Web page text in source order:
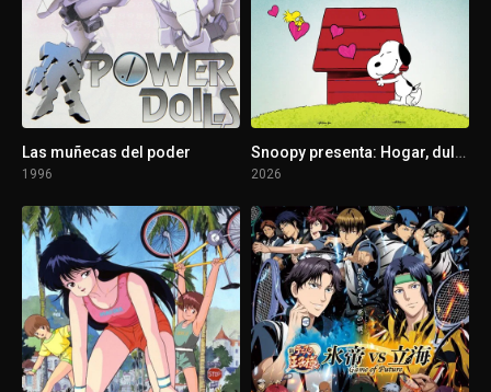
1 - 5 Episodio 5
1 - 6 Episodio 6
1 - 7 Episodio 7
1 - 8
1 - 9 Episodio 9
1 - 10 Episodio 10
1 - 11 Episodio 11
Las muñecas del poder
1996
Snoopy presenta: Hogar, dulce hogar
2026